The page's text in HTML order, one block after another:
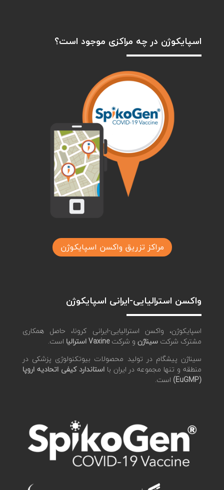
اسپایکوژن در چه مراکزی موجود است؟
مراکز تزریق واکسن اسپایکوژن
واکسن استرالیایی-ایرانی اسپایکوژن
اسپایکوژن، واکسن استرالیایی-ایرانی کرونا، حاصل همکاری
مشترک شرکت سیناژنو شرکتVaxine استرالیا
است.
سیناژن پیشگام در تولید محصولات بیوتکنولوژی پزشکی در
منطقه و تنها مجموعه در ایران بااستاندارد کیفی اتحادیه اروپا
(EuGMP)
است.